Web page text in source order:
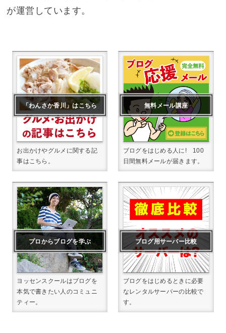
が運営しています。
「わんさか香川」はこちら
お出かけやグルメに関する記
事はこちら。
無料メール講座
ブログをはじめる人に! 100
日間無料メールが届きます。
プロからブログを学ぶ
ヨッセンスクールはブログを
本気で書きたい人のコミュニ
ティー。
ブログ用サーバー比較
ブログをはじめるときに必要
なレンタルサーバーの比較で
す。